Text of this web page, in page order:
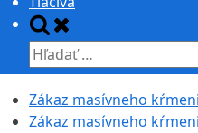
Toggle
search
form
Hľadať:
Zákaz masívneho
Zákaz masívneho